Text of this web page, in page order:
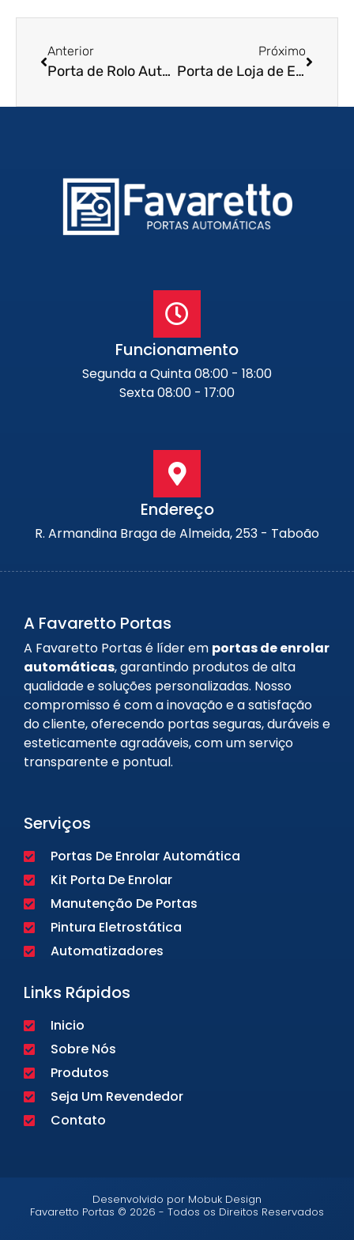
Anterior
Porta de Rolo Automática em Itu – SP
Próximo
Porta de Loja de Enrolar em Recife – PE
Funcionamento
Segunda a Quinta 08:00 - 18:00
Sexta 08:00 - 17:00
Endereço
R. Armandina Braga de Almeida, 253 - Taboão
A Favaretto Portas
A Favaretto Portas é líder em portas de enrolar
automáticas, garantindo produtos de alta
qualidade e soluções personalizadas. Nosso
compromisso é com a inovação e a satisfação
do cliente, oferecendo portas seguras, duráveis e
esteticamente agradáveis, com um serviço
transparente e pontual.
Serviços
Portas De Enrolar Automática
Kit Porta De Enrolar
Manutenção De Portas
Pintura Eletrostática
Automatizadores
Links Rápidos
Inicio
Sobre Nós
Produtos
Seja Um Revendedor
Contato
Desenvolvido por Mobuk Design
Favaretto Portas © 2026 - Todos os Direitos Reservados